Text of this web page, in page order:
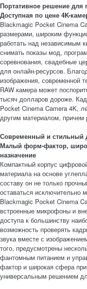
Портативное решение для
Доступная по цене 4K-
Blackmagic Pocket Cinema
размерами, широким
работать над независимым
снимать показы мод,
соревнования, свадебные
для онлайн-ресурсов.
изображения, современной
RAW камера может
тысяч долларов дороже.
Pocket Cinema Camera 4K,
другим материалом, причем
Современный и стильный
Малый форм-фактор,
назначение
Компактный корпус
материала на основе
составу он не только
оставаться исключительно
Blackmagic Pocket Cinema
встроенные микрофоны и
доступа к большинству
возможность проверять
звука вместе с
того, предусмотрены
фантомным питанием и
фактор и широкая сфера
универсальным решением